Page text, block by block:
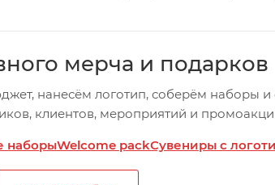
мерча и подарков
нанесём логотип, соберём наборы и
клиентов, мероприятий и
наборыWelcome packСувениры с